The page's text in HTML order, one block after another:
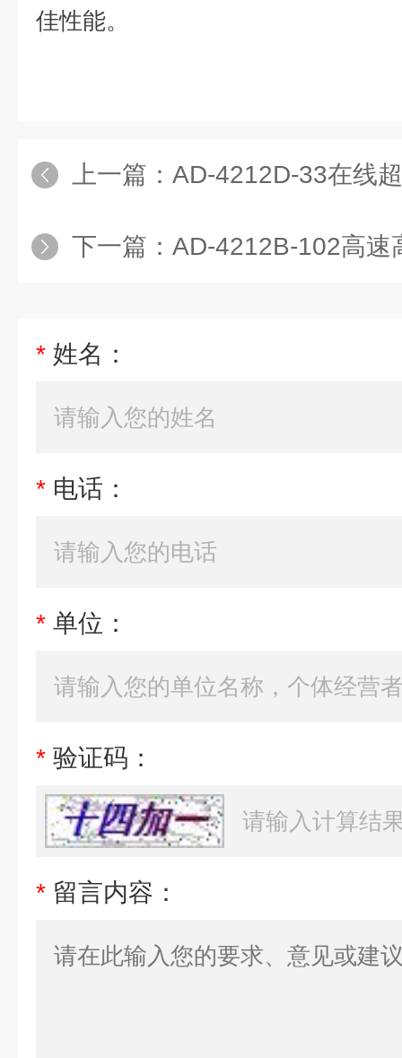
佳性能。
上一篇： AD-4212D-33在线
下一篇： AD-4212B-102高速
* 姓名：
* 电话：
* 单位：
* 验证码：
* 留言内容：